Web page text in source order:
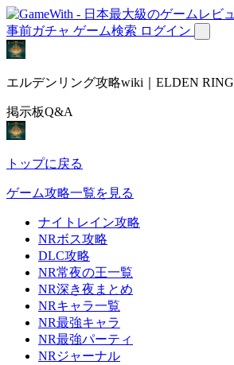
事前ガチャ ゲーム検索 ログイン
エルデンリング攻略wiki｜ELDEN RING
掲示板Q&A
トップに戻る
ゲーム攻略一覧を見る
ナイトレイン攻略
NRボス攻略
DLC攻略
NR常夜の王一覧
NR深き夜まとめ
NRキャラ一覧
NR最強キャラ
NR最強パーティ
NRジャーナル